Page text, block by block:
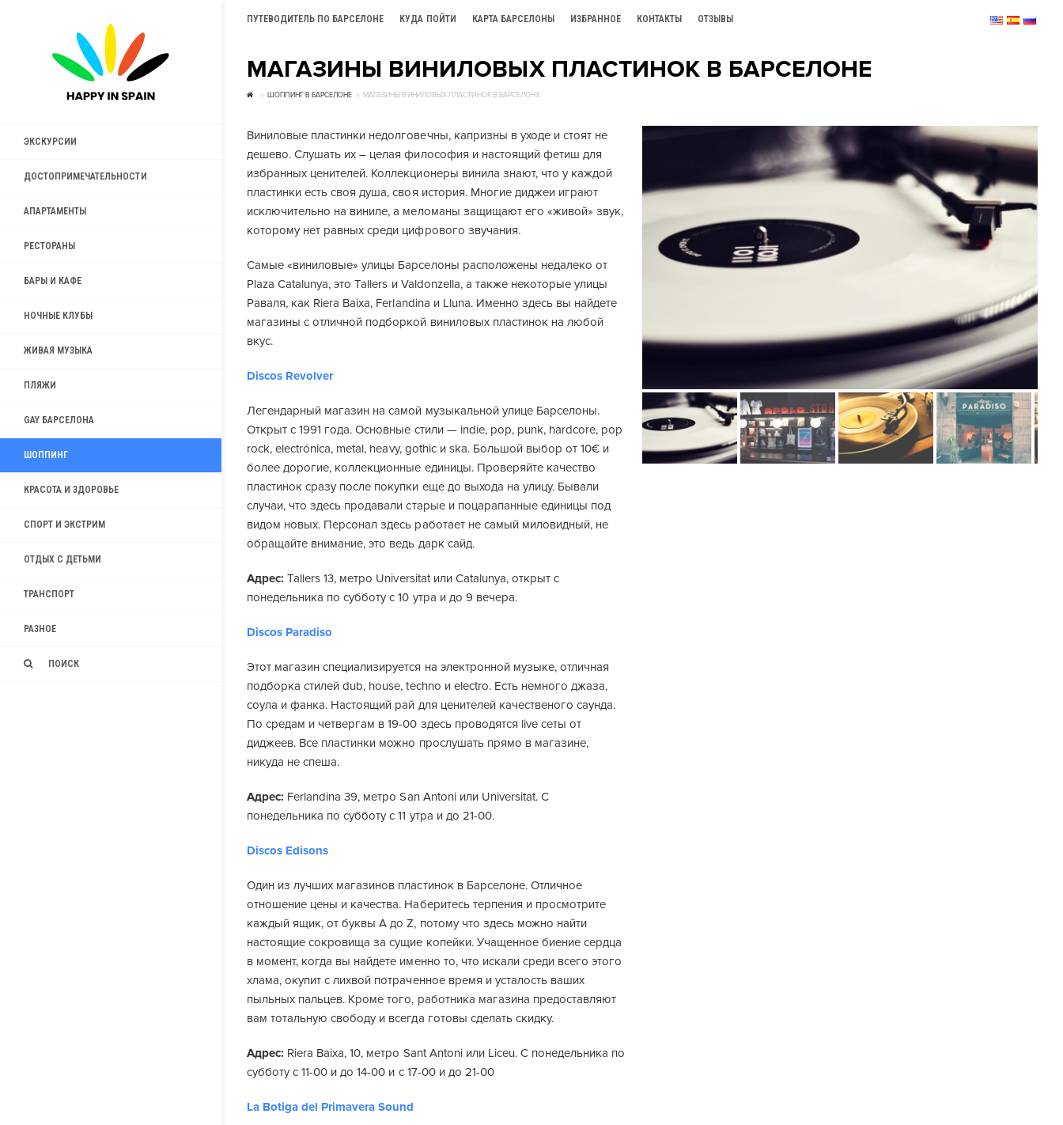
ПУТЕВОДИТЕЛЬ ПО БАРСЕЛОНЕ КУДА ПОЙТИ КАРТА БАРСЕЛОНЫ ИЗБРАННОЕ КОНТАКТЫ ОТЗЫВЫ
ЭКСКУРСИИ
ДОСТОПРИМЕЧАТЕЛЬНОСТИ
АПАРТАМЕНТЫ
РЕСТОРАНЫ
БАРЫ И КАФЕ
НОЧНЫЕ КЛУБЫ
ЖИВАЯ МУЗЫКА
ПЛЯЖИ
GAY БАРСЕЛОНА
ШОППИНГ
КРАСОТА И ЗДОРОВЬЕ
СПОРТ И ЭКСТРИМ
ОТДЫХ С ДЕТЬМИ
ТРАНСПОРТ
РАЗНОЕ
ПОИСК
МАГАЗИНЫ ВИНИЛОВЫХ ПЛАСТИНОК В БАРСЕЛОНЕ
ШОППИНГ В БАРСЕЛОНЕ МАГАЗИНЫ ВИНИЛОВЫХ ПЛАСТИНОК В БАРСЕЛОНЕ
Виниловые пластинки недолговечны, капризны в уходе и стоят не
дешево. Слушать их – целая философия и настоящий фетиш для
избранных ценителей. Коллекционеры винила знают, что у каждой
пластинки есть своя душа, своя история. Многие диджеи играют
исключительно на виниле, а меломаны защищают его «живой» звук,
которому нет равных среди цифрового звучания.
Самые «виниловые» улицы Барселоны расположены недалеко от
Plaza Catalunya, это Tallers и Valdonzella, а также некоторые улицы
Раваля, как Riera Baixa, Ferlandina и Lluna. Именно здесь вы найдете
магазины с отличной подборкой виниловых пластинок на любой
вкус.
Discos Revolver
Легендарный магазин на самой музыкальной улице Барселоны.
Открыт с 1991 года. Основные стили — indie, pop, punk, hardcore, pop
rock, electrónica, metal, heavy, gothic и ska. Большой выбор от 10€ и
более дорогие, коллекционные единицы. Проверяйте качество
пластинок сразу после покупки еще до выхода на улицу. Бывали
случаи, что здесь продавали старые и поцарапанные единицы под
видом новых. Персонал здесь работает не самый миловидный, не
обращайте внимание, это ведь дарк сайд.
Адрес: Tallers 13, метро Universitat или Catalunya, открыт с
понедельника по субботу с 10 утра и до 9 вечера.
Discos Paradiso
Этот магазин специализируется на электронной музыке, отличная
подборка стилей dub, house, techno и electro. Есть немного джаза,
соула и фанка. Настоящий рай для ценителей качественого саунда.
По средам и четвергам в 19-00 здесь проводятся live сеты от
диджеев. Все пластинки можно прослушать прямо в магазине,
никуда не спеша.
Адрес: Ferlandina 39, метро San Antoni или Universitat. С
понедельника по субботу с 11 утра и до 21-00.
Discos Edisons
Один из лучших магазинов пластинок в Барселоне. Отличное
отношение цены и качества. Наберитесь терпения и просмотрите
каждый ящик, от буквы A до Z, потому что здесь можно найти
настоящие сокровища за сущие копейки. Учащенное биение сердца
в момент, когда вы найдете именно то, что искали среди всего этого
хлама, окупит с лихвой потраченное время и усталость ваших
пыльных пальцев. Кроме того, работника магазина предоставляют
вам тотальную свободу и всегда готовы сделать скидку.
Адрес: Riera Baixa, 10, метро Sant Antoni или Liceu. С понедельника по
субботу с 11-00 и до 14-00 и с 17-00 и до 21-00
La Botiga del Primavera Sound